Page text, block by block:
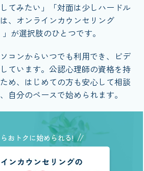
てみたい」「対面は少しハードル
、オンラインカウンセリング
」が選択肢のひとつです。
コンからいつでも利用でき、ビデ
ています。公認心理師の資格を持
め、はじめての方も安心して相談
自分のペースで始められます。
おトクに始められる!